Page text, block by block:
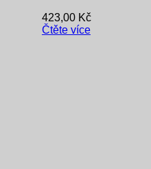
423,00 Kč
Čtěte více